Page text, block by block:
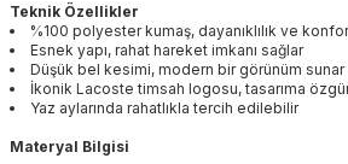
Teknik Özellikler
%100 polyester kumaş, dayanıklılık ve
Esnek yapı, rahat hareket imkanı sağlar
Düşük bel kesimi, modern bir görünüm sunar
İkonik Lacoste timsah logosu, tasarıma
Yaz aylarında rahatlıkla tercih edilebilir
Materyal Bilgisi